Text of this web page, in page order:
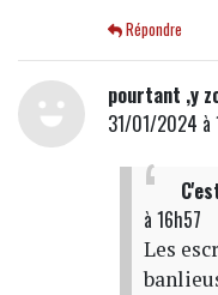
Répondre
pourtant ,y
31/01/2024 à
à 16h57
Les